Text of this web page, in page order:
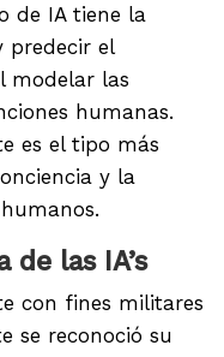
de IA tiene la
predecir el
modelar las
humanas.
es el tipo más
y la
de las IA’s
con fines militares
se reconoció su